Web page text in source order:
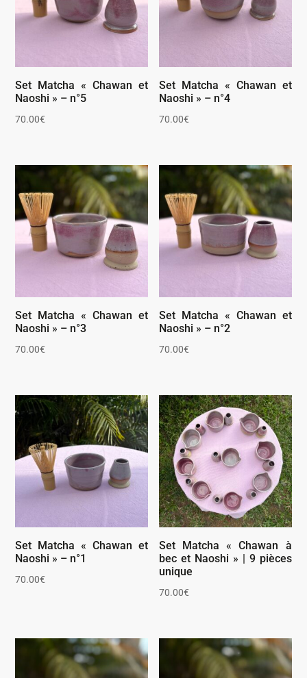
Set Matcha « Chawan et
Naoshi » – n°5
70.00€
Set Matcha « Chawan et
Naoshi » – n°4
70.00€
Set Matcha « Chawan et
Naoshi » – n°3
70.00€
Set Matcha « Chawan et
Naoshi » – n°2
70.00€
Set Matcha « Chawan et
Naoshi » – n°1
70.00€
Set Matcha « Chawan à
bec et Naoshi » | 9 pièces
unique
70.00€